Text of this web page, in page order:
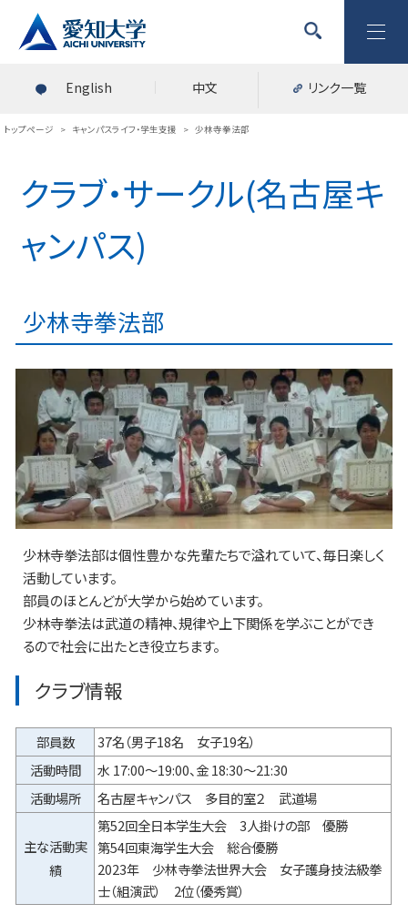
English 中文 リンク一覧
トップページ > キャンパスライフ・学生支援 > 少林寺拳法部
クラブ・サークル(名古屋キ
ャンパス)
少林寺拳法部
少林寺拳法部は個性豊かな先輩たちで溢れていて、毎日楽しく
活動しています。
部員のほとんどが大学から始めています。
少林寺拳法は武道の精神、規律や上下関係を学ぶことができ
るので社会に出たとき役立ちます。
クラブ情報
部員数
37名（男子18名 女子19名）
活動時間
水 17:00～19:00、金 18:30～21:30
活動場所
名古屋キャンパス 多目的室２ 武道場
主な活動実
績
第52回全日本学生大会 3人掛けの部 優勝
第54回東海学生大会 総合優勝
2023年 少林寺拳法世界大会 女子護身技法級拳
士（組演武） 2位（優秀賞）